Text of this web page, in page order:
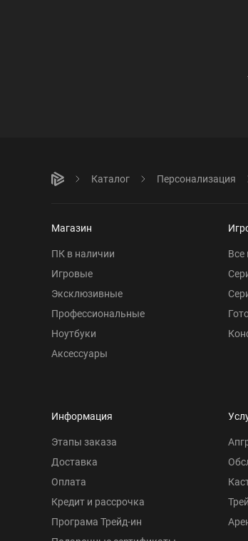
Каталог Персонализация
Магазин
ПК в наличии
Игровые
Эксклюзивные
Профессиональные
Ноутбуки
Аксессуары
Все
Информация
Этапы заказа
Доставка
Оплата
Кредит и рассрочка
Програма Трейд-ин